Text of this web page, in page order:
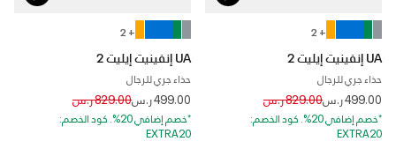
+ 2
UA إنفينيت إيليت 2
حذاء جري للرجال
499.00 ر.س Price reduced from
829.00 ر.س to
*خصم إضافي 20%. كود الخصم:
EXTRA20
+ 2
UA إنفينيت إيليت 2
حذاء جري للرجال
499.00 ر.س Price reduced from
829.00 ر.س to
*خصم إضافي 20%. كود الخصم:
EXTRA20